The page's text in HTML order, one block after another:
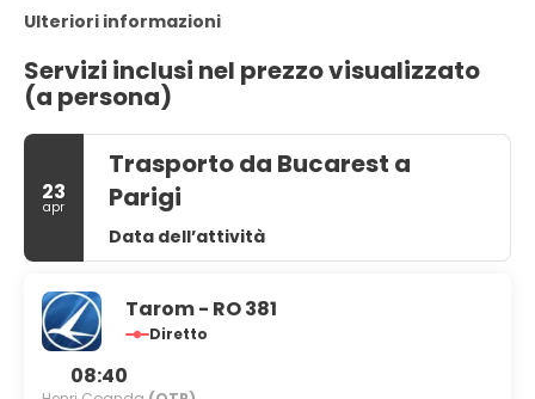
Ulteriori informazioni
Servizi inclusi nel prezzo visualizzato
(a persona)
23
apr
Trasporto da Bucarest a
Parigi
Data dell’attività
Tarom - RO 381
Diretto
08:40